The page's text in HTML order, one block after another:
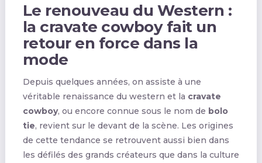
Le renouveau du Western :
la cravate cowboy fait un
retour en force dans la
mode
Depuis quelques années, on assiste à une
véritable renaissance du western et la cravate
cowboy, ou encore connue sous le nom de bolo
tie, revient sur le devant de la scène. Les origines
de cette tendance se retrouvent aussi bien dans
les défilés des grands créateurs que dans la culture